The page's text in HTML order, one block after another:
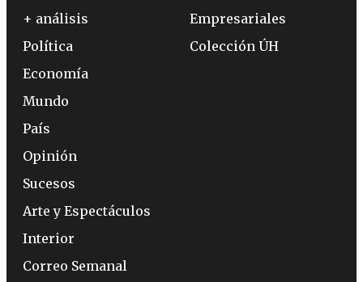
+ análisis
Política
Economía
Mundo
País
Opinión
Sucesos
Arte y Espectáculos
Interior
Correo Semanal
Empresariales
Colección ÚH